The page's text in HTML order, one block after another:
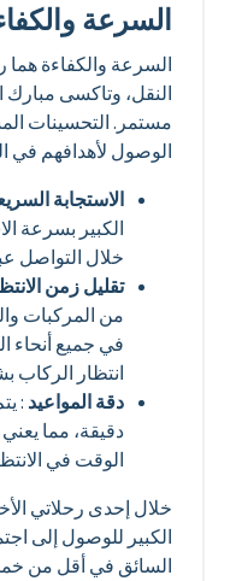
السرعة
السرعة والكفاءة
النقل، وتاكسى مبارك
مستمر. التحسينات
الوصول لأهدافهم في
الاستجابة
الكبير بسرعة
خلال التواصل
تقليل زمن
من المركبات
في جميع أنحاء
انتظار الركاب
دقة المواعيد:
دقيقة، مما
الوقت في
خلال إحدى رحلاتي
الكبير للوصول إلى
السائق في أقل من